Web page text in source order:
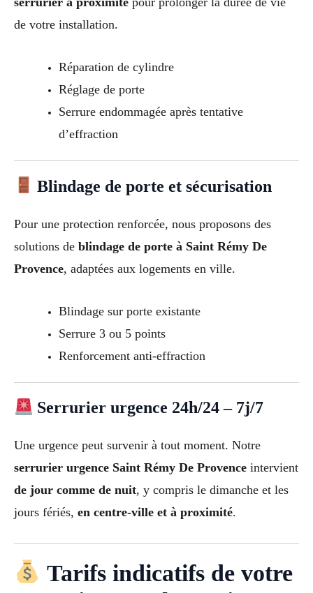
de votre installation.
Réparation de cylindre
Réglage de porte
Serrure endommagée après tentative
d’effraction
Blindage de porte et sécurisation
Pour une protection renforcée, nous proposons des
solutions de blindage de porte à Saint Rémy De
Provence, adaptées aux logements en ville.
Blindage sur porte existante
Serrure 3 ou 5 points
Renforcement anti-effraction
Serrurier urgence 24h/24 – 7j/7
Une urgence peut survenir à tout moment. Notre
serrurier urgence Saint Rémy De Provence intervient
de jour comme de nuit, y compris le dimanche et les
jours fériés, en centre-ville et à proximité.
Tarifs indicatifs de votre